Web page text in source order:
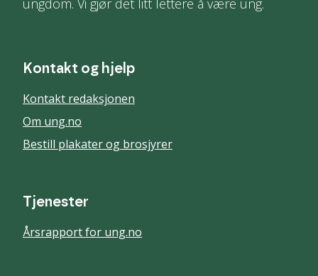
ungdom. Vi gjør det litt lettere å være ung.
Kontakt og hjelp
Kontakt redaksjonen
Om ung.no
Bestill plakater og brosjyrer
Tjenester
Årsrapport for ung.no